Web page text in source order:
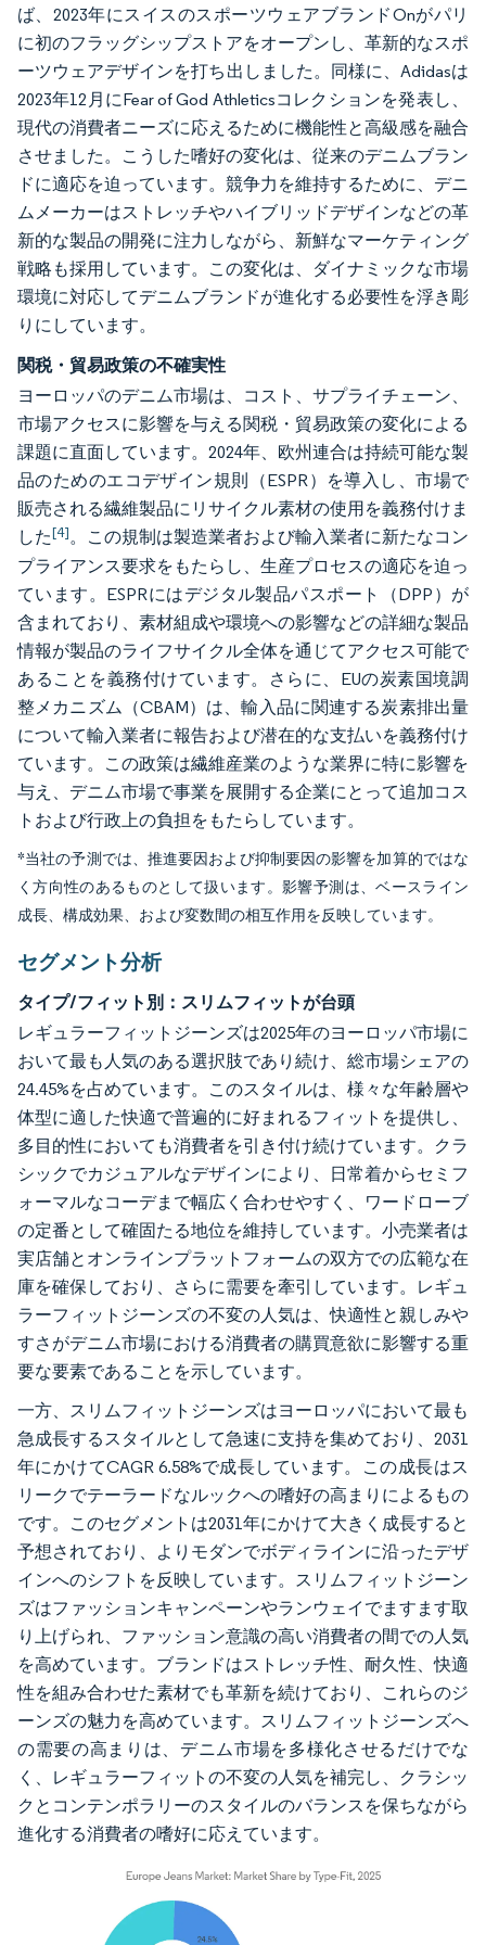
ば、2023年にスイスのスポーツウェアブランドOnがパリ
に初のフラッグシップストアをオープンし、革新的なスポ
ーツウェアデザインを打ち出しました。同様に、Adidasは
2023年12月にFear of God Athleticsコレクションを発表し、
現代の消費者ニーズに応えるために機能性と高級感を融合
させました。こうした嗜好の変化は、従来のデニムブラン
ドに適応を迫っています。競争力を維持するために、デニ
ムメーカーはストレッチやハイブリッドデザインなどの革
新的な製品の開発に注力しながら、新鮮なマーケティング
戦略も採用しています。この変化は、ダイナミックな市場
環境に対応してデニムブランドが進化する必要性を浮き彫
りにしています。
関税・貿易政策の不確実性
ヨーロッパのデニム市場は、コスト、サプライチェーン、
市場アクセスに影響を与える関税・貿易政策の変化による
課題に直面しています。2024年、欧州連合は持続可能な製
品のためのエコデザイン規則（ESPR）を導入し、市場で
販売される繊維製品にリサイクル素材の使用を義務付けま
した[4]。この規制は製造業者および輸入業者に新たなコン
プライアンス要求をもたらし、生産プロセスの適応を迫っ
ています。ESPRにはデジタル製品パスポート（DPP）が
含まれており、素材組成や環境への影響などの詳細な製品
情報が製品のライフサイクル全体を通じてアクセス可能で
あることを義務付けています。さらに、EUの炭素国境調
整メカニズム（CBAM）は、輸入品に関連する炭素排出量
について輸入業者に報告および潜在的な支払いを義務付け
ています。この政策は繊維産業のような業界に特に影響を
与え、デニム市場で事業を展開する企業にとって追加コス
トおよび行政上の負担をもたらしています。
*当社の予測では、推進要因および抑制要因の影響を加算的ではな
く方向性のあるものとして扱います。影響予測は、ベースライン
成長、構成効果、および変数間の相互作用を反映しています。
セグメント分析
タイプ/フィット別：スリムフィットが台頭
レギュラーフィットジーンズは2025年のヨーロッパ市場に
おいて最も人気のある選択肢であり続け、総市場シェアの
24.45%を占めています。このスタイルは、様々な年齢層や
体型に適した快適で普遍的に好まれるフィットを提供し、
多目的性においても消費者を引き付け続けています。クラ
シックでカジュアルなデザインにより、日常着からセミフ
ォーマルなコーデまで幅広く合わせやすく、ワードローブ
の定番として確固たる地位を維持しています。小売業者は
実店舗とオンラインプラットフォームの双方での広範な在
庫を確保しており、さらに需要を牽引しています。レギュ
ラーフィットジーンズの不変の人気は、快適性と親しみや
すさがデニム市場における消費者の購買意欲に影響する重
要な要素であることを示しています。
一方、スリムフィットジーンズはヨーロッパにおいて最も
急成長するスタイルとして急速に支持を集めており、2031
年にかけてCAGR 6.58%で成長しています。この成長はス
リークでテーラードなルックへの嗜好の高まりによるもの
です。このセグメントは2031年にかけて大きく成長すると
予想されており、よりモダンでボディラインに沿ったデザ
インへのシフトを反映しています。スリムフィットジーン
ズはファッションキャンペーンやランウェイでますます取
り上げられ、ファッション意識の高い消費者の間での人気
を高めています。ブランドはストレッチ性、耐久性、快適
性を組み合わせた素材でも革新を続けており、これらのジ
ーンズの魅力を高めています。スリムフィットジーンズへ
の需要の高まりは、デニム市場を多様化させるだけでな
く、レギュラーフィットの不変の人気を補完し、クラシッ
クとコンテンポラリーのスタイルのバランスを保ちながら
進化する消費者の嗜好に応えています。